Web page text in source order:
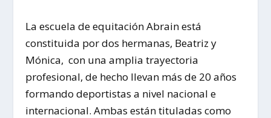
La escuela de equitación Abrain está
constituida por dos hermanas, Beatriz y
Mónica, con una amplia trayectoria
profesional, de hecho llevan más de 20 años
formando deportistas a nivel nacional e
internacional. Ambas están tituladas como